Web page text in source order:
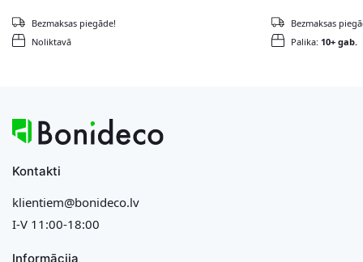
Noliktavā
Bezmaksas piegāde!
Palika: 10+ gab.
Bezmaksas
Kontakti
klientiem@bonideco.lv
I-V 11:00-18:00
Informācija